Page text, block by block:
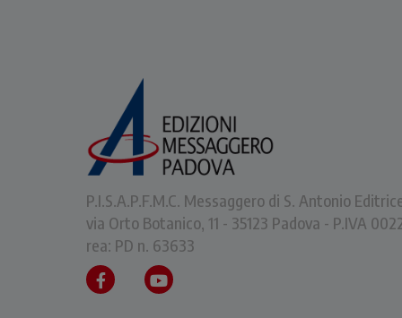
P.I.S.A.P.F.M.C. Messaggero di S. Antonio
via Orto Botanico, 11 - 35123 Padova - P.IVA
rea: PD n. 63633